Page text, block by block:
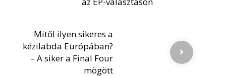
Mitől ilyen sikeres a
kézilabda Európában?
– A siker a Final Four
mögött